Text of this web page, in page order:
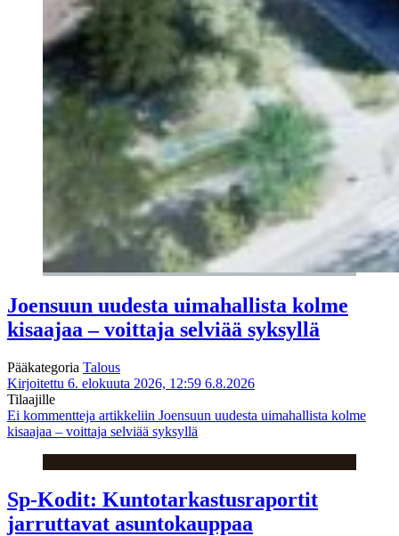
Joensuun uudesta uimahallista kolme
kisaajaa – voittaja selviää syksyllä
Pääkategoria Talous
Kirjoitettu 6. elokuuta 2026, 12:59 6.8.2026
Tilaajille
Ei kommentteja artikkeliin Joensuun uudesta uimahallista kolme
kisaajaa – voittaja selviää syksyllä
Sp-Kodit: Kuntotarkastusraportit
jarruttavat asuntokauppaa